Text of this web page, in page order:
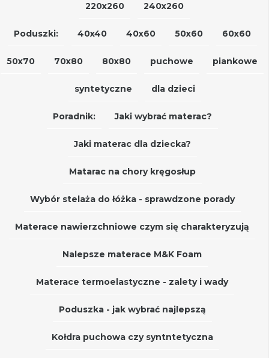
220x260 240x260
Poduszki: 40x40 40x60 50x60 60x60
50x70 70x80 80x80 puchowe piankowe
syntetyczne dla dzieci
Poradnik: Jaki wybrać materac?
Jaki materac dla dziecka?
Matarac na chory kręgosłup
Wybór stelaża do łóżka - sprawdzone porady
Materace nawierzchniowe czym się charakteryzują
Nalepsze materace M&K Foam
Materace termoelastyczne - zalety i wady
Poduszka - jak wybrać najlepszą
Kołdra puchowa czy syntntetyczna